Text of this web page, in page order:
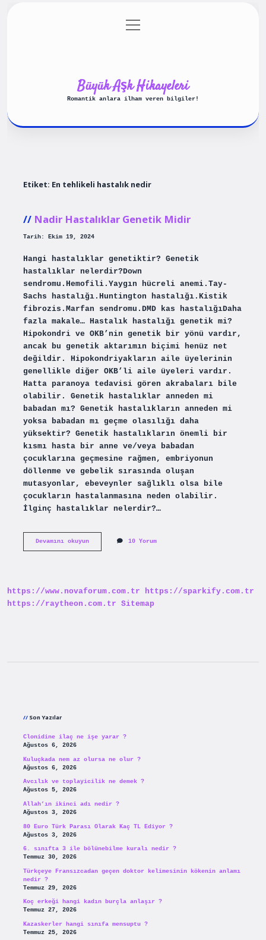
Gizlilik Politikası
menüyü
aç
Büyük Aşk Hikayeleri
Romantik anlara ilham veren bilgiler!
Etiket: En tehlikeli hastalık nedir
Nadir Hastalıklar Genetik Midir
Tarih: Ekim 19, 2024
Hangi hastalıklar genetiktir? Genetik
hastalıklar nelerdir?Down
sendromu.Hemofili.Yaygın hücreli anemi.Tay-
Sachs hastalığı.Huntington hastalığı.Kistik
fibrozis.Marfan sendromu.DMD kas hastalığıDaha
fazla makale… Hastalık hastalığı genetik mi?
Hipokondri ve OKB’nin genetik bir yönü vardır,
ancak bu genetik aktarımın biçimi henüz net
değildir. Hipokondriyakların aile üyelerinin
genellikle diğer OKB’li aile üyeleri vardır.
Hatta paranoya tedavisi gören akrabaları bile
olabilir. Genetik hastalıklar anneden mi
babadan mı? Genetik hastalıkların anneden mi
yoksa babadan mı geçme olasılığı daha
yüksektir? Genetik hastalıkların önemli bir
kısmı hasta bir anne ve/veya babadan
çocuklarına geçmesine rağmen, embriyonun
döllenme ve gebelik sırasında oluşan
mutasyonlar, ebeveynler sağlıklı olsa bile
çocukların hastalanmasına neden olabilir.
İlginç hastalıklar nelerdir?…
Devamını okuyunNadir
10 Yorum
https://www.novaforum.com.tr
https://sparkify.com.tr
https://raytheon.com.tr Sitemap
Son Yazılar
Clonidine ilaç ne işe yarar ?
Ağustos 6, 2026
Kuluçkada nem az olursa ne olur ?
Ağustos 6, 2026
Avcılık ve toplayicilik ne demek ?
Ağustos 5, 2026
Allah’ın ikinci adı nedir ?
Ağustos 3, 2026
80 Euro Türk Parası Olarak Kaç TL Ediyor ?
Ağustos 3, 2026
6. sınıfta 3 ile bölünebilme kuralı nedir ?
Temmuz 30, 2026
Türkçeye Fransızcadan geçen doktor kelimesinin kökenin anlamı
nedir ?
Temmuz 29, 2026
Koç erkeği hangi kadın burçla anlaşır ?
Temmuz 27, 2026
Kazaskerler hangi sınıfa mensuptu ?
Temmuz 25, 2026